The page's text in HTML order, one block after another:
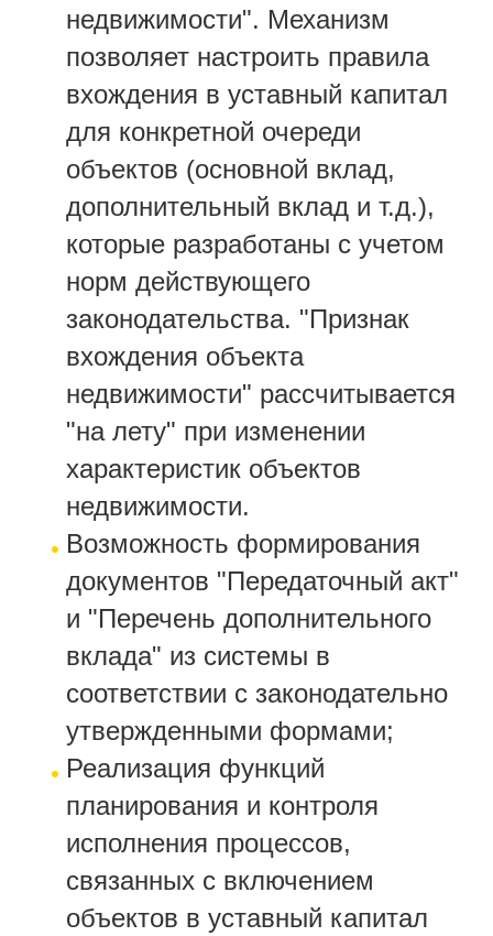
недвижимости". Механизм
позволяет настроить правила
вхождения в уставный капитал
для конкретной очереди
объектов (основной вклад,
дополнительный вклад и т.д.),
которые разработаны с учетом
норм действующего
законодательства. "Признак
вхождения объекта
недвижимости" рассчитывается
"на лету" при изменении
характеристик объектов
недвижимости.
Возможность формирования
документов "Передаточный акт"
и "Перечень дополнительного
вклада" из системы в
соответствии с законодательно
утвержденными формами;
Реализация функций
планирования и контроля
исполнения процессов,
связанных с включением
объектов в уставный капитал